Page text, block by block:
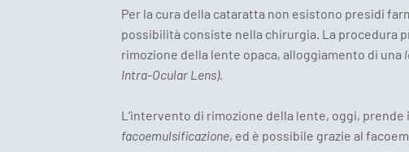
Per la cura della cataratta non esistono presidi
possibilità consiste nella chirurgia. La procedura
rimozione della lente opaca, alloggiamento di una
Intra-Ocular Lens).
L’intervento di rimozione della lente, oggi, prende
facoemulsificazione, ed è possibile grazie al